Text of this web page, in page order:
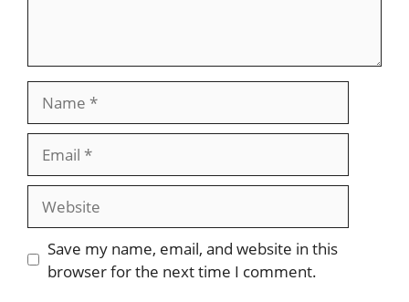
Save my name, email, and website in this
browser for the next time I comment.